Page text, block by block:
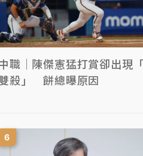
職｜陳傑憲猛打賞卻出現
殺」 餅總曝原因